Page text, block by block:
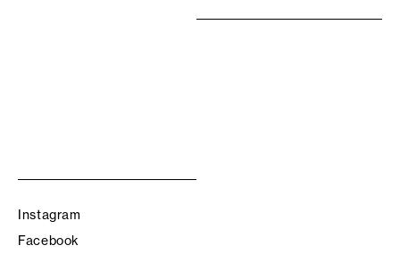
Instagram
Facebook